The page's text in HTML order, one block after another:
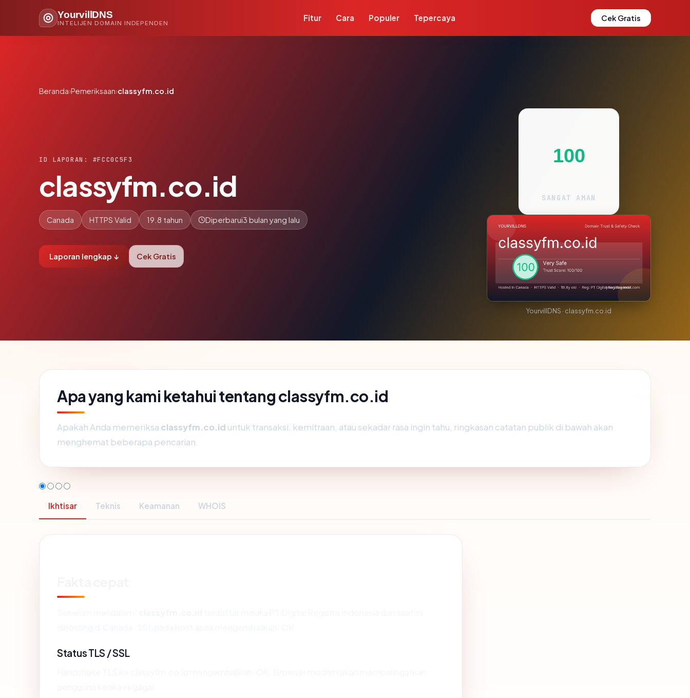
YourvillDNS
INTELIJEN DOMAIN INDEPENDEN
Fitur Cara Populer Tepercaya Cek Gratis
Beranda›Pemeriksaan›classyfm.co.id
ID LAPORAN: #FCC0C5F3
classyfm.co.id
Canada HTTPS Valid 19.8 tahun Diperbarui3 bulan yang lalu
Laporan lengkap ↓ Cek Gratis
100
SANGAT AMAN
YourvillDNS · classyfm.co.id
Apa yang kami ketahui tentang classyfm.co.id
Apakah Anda memeriksa classyfm.co.id untuk transaksi, kemitraan, atau sekadar rasa ingin tahu, ringkasan catatan publik di bawah akan
menghemat beberapa pencarian.
Ikhtisar Teknis Keamanan WHOIS
Status TLS / SSL